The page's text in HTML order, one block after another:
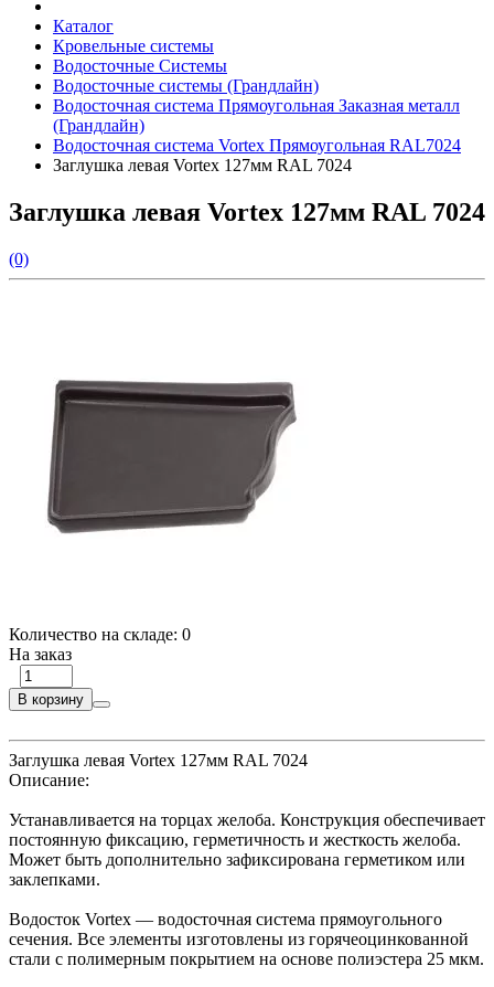
Каталог
Кровельные системы
Водосточные Системы
Водосточные системы (Грандлайн)
Водосточная система Прямоугольная Заказная металл
(Грандлайн)
Водосточная система Vortex Прямоугольная RAL7024
Заглушка левая Vortex 127мм RAL 7024
Заглушка левая Vortex 127мм RAL 7024
(0)
Количество на складе: 0
На заказ
В корзину
Заглушка левая Vortex 127мм RAL 7024
Описание:
Устанавливается на торцах желоба. Конструкция обеспечивает
постоянную фиксацию, герметичность и жесткость желоба.
Может быть дополнительно зафиксирована герметиком или
заклепками.
Водосток Vortex — водосточная система прямоугольного
сечения. Все элементы изготовлены из горячеоцинкованной
стали с полимерным покрытием на основе полиэстера 25 мкм.